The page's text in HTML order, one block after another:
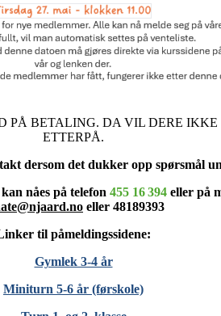
PÅ BETALING. DA VIL DERE
ETTERPÅ.
dersom det dukker opp spørsmål
nåes på telefon 455 16 394 eller på
eller 48189393
til påmeldingssidene:
Gymlek 3-4 år
Miniturn 5-6 år (førskole)